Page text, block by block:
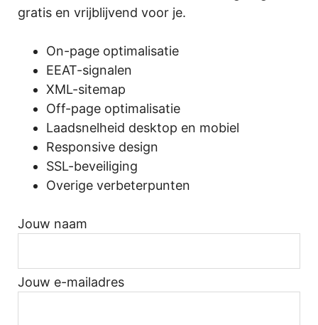
gratis en vrijblijvend voor je.
On-page optimalisatie
EEAT-signalen
XML-sitemap
Off-page optimalisatie
Laadsnelheid desktop en mobiel
Responsive design
SSL-beveiliging
Overige verbeterpunten
Jouw naam
Jouw e-mailadres